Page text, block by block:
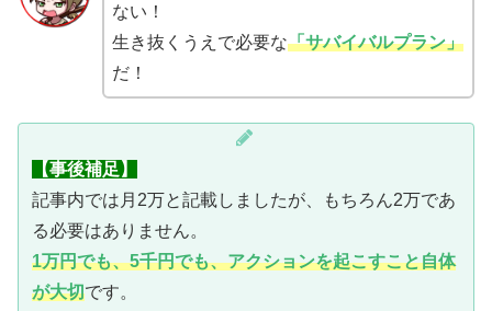
ない！
生き抜くうえで必要な「サバイバルプラン」
だ！
【事後補足】
記事内では月2万と記載しましたが、もちろん2万であ
る必要はありません。
1万円でも、5千円でも、アクションを起こすこと自体
が大切です。